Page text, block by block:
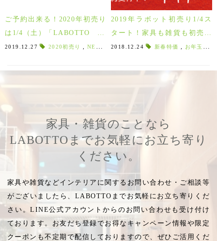
ご予約出来る！2020年初売り
は1/4（土）「LABOTTO 20
20」
2019.12.27 2020初売り NEW YEAR SALE , 2020福袋, 2020スガハ
2019年ラボット初売り1/4ス
タート！家具も雑貨も初売り
特価！
2018.12.24 新春特価 お年玉価格
家具・雑貨のことなら
LABOTTOまでお気軽にお立ち寄り
ください。
家具や雑貨などインテリアに関するお問い合わせ・ご相談等
がございましたら、LABOTTOまでお気軽にお立ち寄りくだ
さい。LINE公式アカウントからのお問い合わせも受け付け
ております。お友だち登録でお得なキャンペーン情報や限定
クーポンも不定期で配信しておりますので、ぜひご活用くだ